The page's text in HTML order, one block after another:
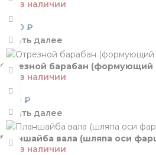
Нет в наличии
2 330 ₽
Читать далее
Отрезной барабан (формующий
Нет в наличии
5 130 ₽
Читать далее
Планшайба вала (шляпа оси
Нет в наличии